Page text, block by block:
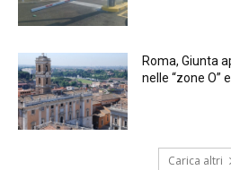
Roma, Giunta
nelle “zone O”
Carica altri